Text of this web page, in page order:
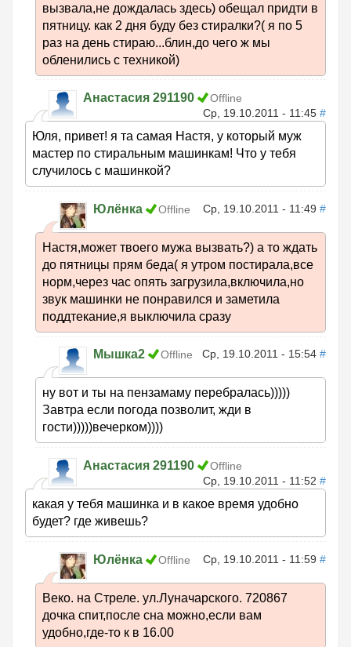
вызвала,не дождалась здесь) обещал придти в
пятницу. как 2 дня буду без стиралки?( я по 5
раз на день стираю...блин,до чего ж мы
обленились с техникой)
Анастасия 291190
Offline
Ср, 19.10.2011 - 11:45 #
Юля, привет! я та самая Настя, у который муж
мастер по стиральным машинкам! Что у тебя
случилось с машинкой?
Юлёнка Offline Ср, 19.10.2011 - 11:49 #
Настя,может твоего мужа вызвать?) а то ждать
до пятницы прям беда( я утром постирала,все
норм,через час опять загрузила,включила,но
звук машинки не понравился и заметила
поддтекание,я выключила сразу
Мышка2 Offline Ср, 19.10.2011 - 15:54 #
ну вот и ты на пензамаму перебралась)))))
Завтра если погода позволит, жди в
гости)))))вечерком))))
Анастасия 291190
Offline
Ср, 19.10.2011 - 11:52 #
какая у тебя машинка и в какое время удобно
будет? где живешь?
Юлёнка Offline Ср, 19.10.2011 - 11:59 #
Веко. на Стреле. ул.Луначарского. 720867
дочка спит,после сна можно,если вам
удобно,где-то к в 16.00